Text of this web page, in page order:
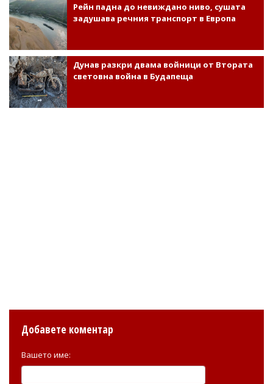
Рейн падна до невиждано ниво, сушата
задушава речния транспорт в Европа
Дунав разкри двама войници от Втората
световна война в Будапеща
Добавете коментар
Вашето име: